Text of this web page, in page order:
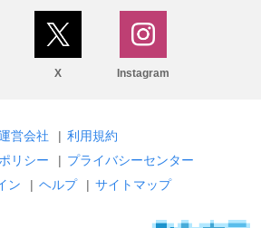
X Instagram
営会社 | 利用規約
リシー
| プライバシーセンター
ン
| ヘルプ | サイトマップ